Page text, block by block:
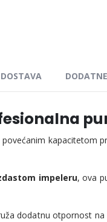
DOSTAVA
povećanim kapacitetom
impeleru, ova
dodatnu otpornost na